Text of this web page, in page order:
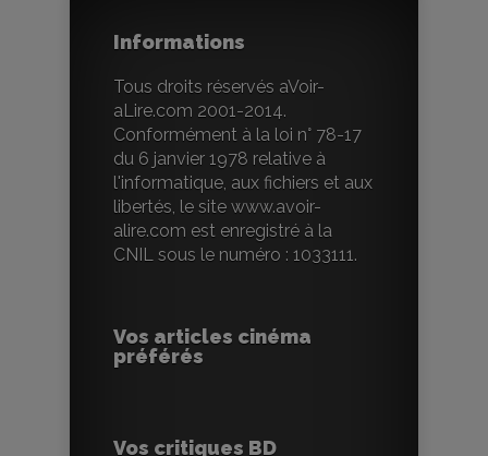
Informations
Tous droits réservés aVoir-
aLire.com 2001-2014.
Conformément à la loi n° 78-17
du 6 janvier 1978 relative à
l'informatique, aux fichiers et aux
libertés, le site www.avoir-
alire.com est enregistré à la
CNIL sous le numéro : 1033111.
Vos articles cinéma
préférés
Vos critiques BD